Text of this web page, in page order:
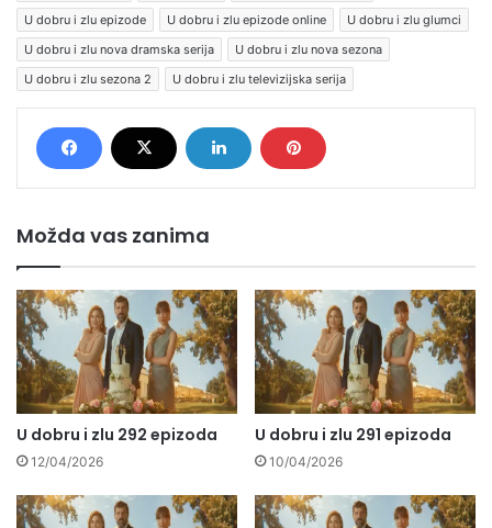
U dobru i zlu epizode U dobru i zlu epizode online
U dobru i zlu glumci
U dobru i zlu nova dramska serija
U dobru i zlu nova sezona
U dobru i zlu sezona 2
U dobru i zlu televizijska serija
Možda vas zanima
U dobru i zlu 292 epizoda
12/04/2026
U dobru i zlu 291 epizoda
10/04/2026